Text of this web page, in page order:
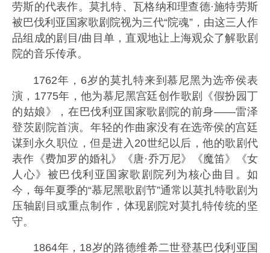
劳斯的代表作。莫扎特、瓦格纳和理查德·施特劳斯
被巴伐利亚国家歌剧院视为三代“院魂”，由这三人作
品组成的剧目/曲目单，直观地让上海观众了解歌剧
院的音乐传承。
1762年，6岁的莫扎特来到慕尼黑为选帝侯表
演，1775年，他为慕尼黑宫廷创作歌剧《假扮园丁
的姑娘》，在巴伐利亚国家歌剧院的前身——雷泽
登茨剧院首演。年轻的作曲家没有在选帝侯的宫廷
谋到永久职位，但是进入20世纪以后，他的歌剧代
表作《费加罗的婚礼》《唐·乔万尼》《魔笛》《女
人心》被巴伐利亚国家歌剧院列为核心曲目。如
今，每年夏季的“慕尼黑歌剧节”通常以莫扎特歌剧为
压轴剧目或重点制作，体现剧院对莫扎特传统的坚
守。
1864年，18岁的路德维希二世登基巴伐利亚国